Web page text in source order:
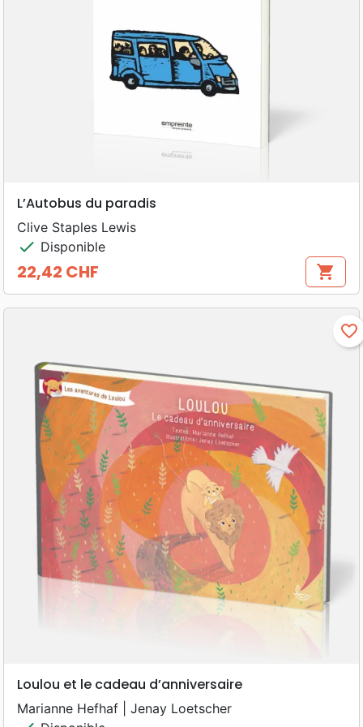
L’Autobus du paradis
Clive Staples Lewis
check Disponible
Prix
22,42 CHF shopping_cart
favorite_border
Loulou et le cadeau d’anniversaire
Marianne Hefhaf | Jenay Loetscher